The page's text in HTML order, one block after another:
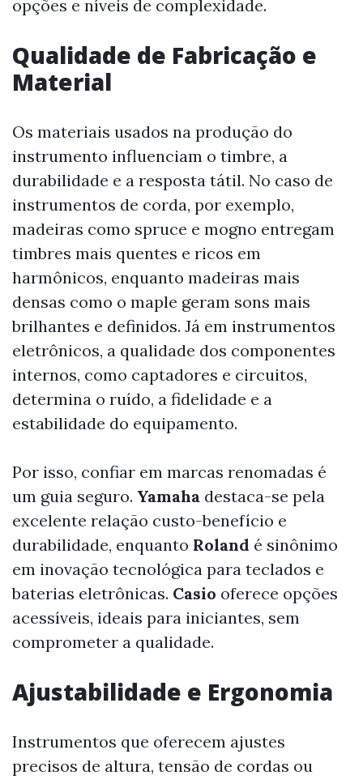
opções e níveis de complexidade.
Qualidade de Fabricação e
Material
Os materiais usados na produção do
instrumento influenciam o timbre, a
durabilidade e a resposta tátil. No caso de
instrumentos de corda, por exemplo,
madeiras como spruce e mogno entregam
timbres mais quentes e ricos em
harmônicos, enquanto madeiras mais
densas como o maple geram sons mais
brilhantes e definidos. Já em instrumentos
eletrônicos, a qualidade dos componentes
internos, como captadores e circuitos,
determina o ruído, a fidelidade e a
estabilidade do equipamento.
Por isso, confiar em marcas renomadas é
um guia seguro. Yamaha destaca-se pela
excelente relação custo-benefício e
durabilidade, enquanto Roland é sinônimo
em inovação tecnológica para teclados e
baterias eletrônicas. Casio oferece opções
acessíveis, ideais para iniciantes, sem
comprometer a qualidade.
Ajustabilidade e Ergonomia
Instrumentos que oferecem ajustes
precisos de altura, tensão de cordas ou